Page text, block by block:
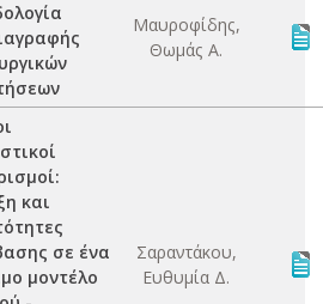
Μαυροφίδης,
Θωμάς Α.
και
σε ένα
μοντέλο
Σαραντάκου,
Ευθυμία Δ.